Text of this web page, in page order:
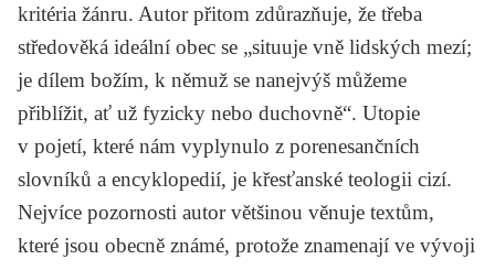
kritéria žánru. Autor přitom zdůrazňuje, že třeba
středověká ideální obec se „situuje vně lidských mezí;
je dílem božím, k němuž se nanejvýš můžeme
přiblížit, ať už fyzicky nebo duchovně“. Utopie
v pojetí, které nám vyplynulo z porenesančních
slovníků a encyklopedií, je křesťanské teologii cizí.
Nejvíce pozornosti autor většinou věnuje textům,
které jsou obecně známé, protože znamenají ve vývoji